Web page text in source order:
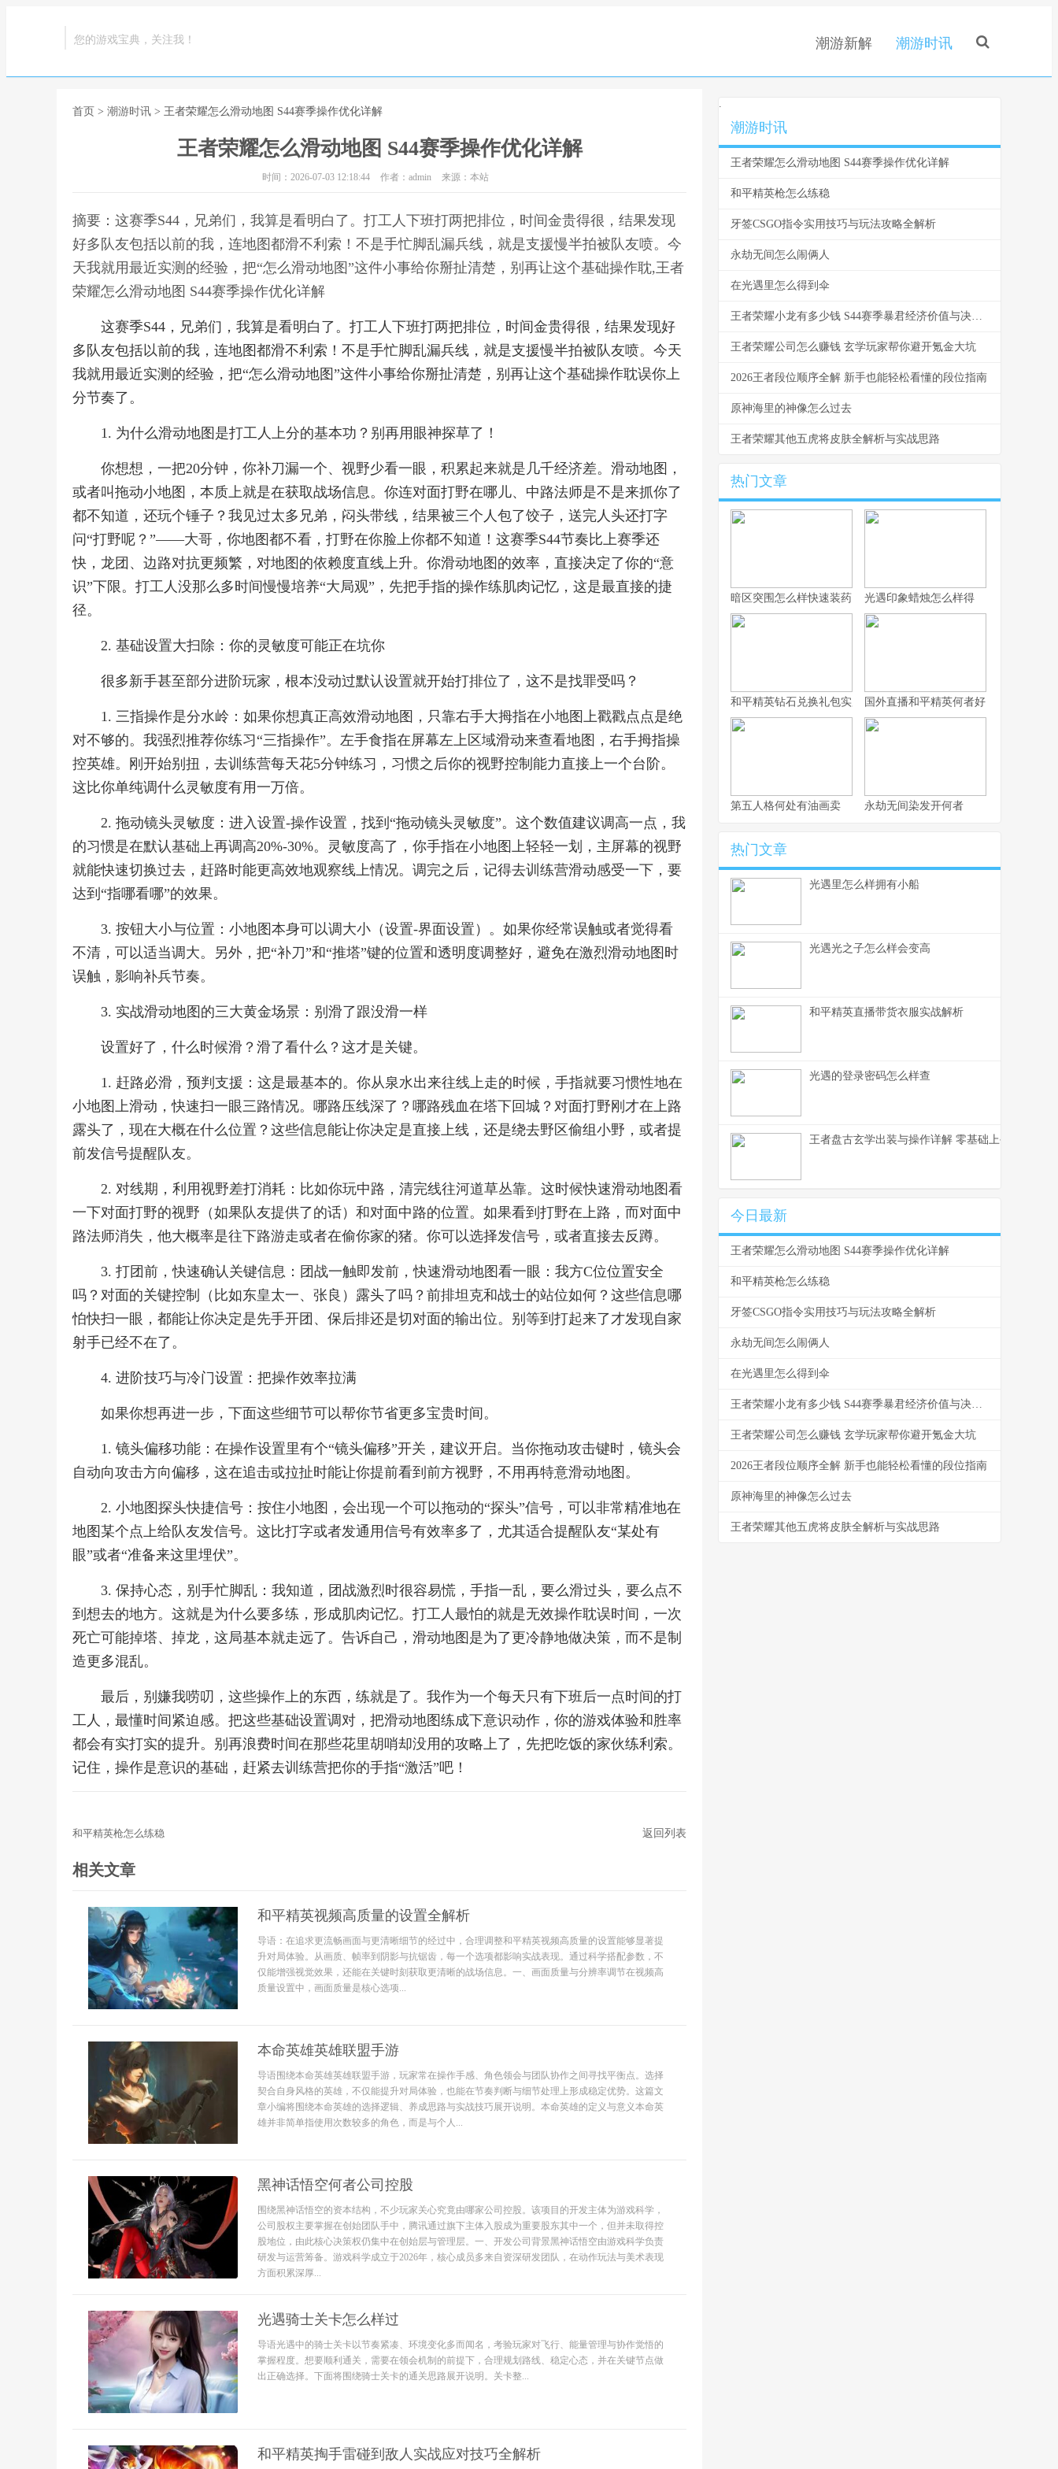
您的游戏宝典，关注我！ 潮游新解 潮游时讯
首页 > 潮游时讯 > 王者荣耀怎么滑动地图 S44赛季操作优化详解
王者荣耀怎么滑动地图 S44赛季操作优化详解
时间：2026-07-03 12:18:44 作者：admin 来源：本站
摘要：这赛季S44，兄弟们，我算是看明白了。打工人下班打两把排位，时间金贵得很，结果发现
好多队友包括以前的我，连地图都滑不利索！不是手忙脚乱漏兵线，就是支援慢半拍被队友喷。今
天我就用最近实测的经验，把“怎么滑动地图”这件小事给你掰扯清楚，别再让这个基础操作耽,王者
荣耀怎么滑动地图 S44赛季操作优化详解
这赛季S44，兄弟们，我算是看明白了。打工人下班打两把排位，时间金贵得很，结果发现好
多队友包括以前的我，连地图都滑不利索！不是手忙脚乱漏兵线，就是支援慢半拍被队友喷。今天
我就用最近实测的经验，把“怎么滑动地图”这件小事给你掰扯清楚，别再让这个基础操作耽误你上
分节奏了。
1. 为什么滑动地图是打工人上分的基本功？别再用眼神探草了！
你想想，一把20分钟，你补刀漏一个、视野少看一眼，积累起来就是几千经济差。滑动地图，
或者叫拖动小地图，本质上就是在获取战场信息。你连对面打野在哪儿、中路法师是不是来抓你了
都不知道，还玩个锤子？我见过太多兄弟，闷头带线，结果被三个人包了饺子，送完人头还打字
问“打野呢？”——大哥，你地图都不看，打野在你脸上你都不知道！这赛季S44节奏比上赛季还
快，龙团、边路对抗更频繁，对地图的依赖度直线上升。你滑动地图的效率，直接决定了你的“意
识”下限。打工人没那么多时间慢慢培养“大局观”，先把手指的操作练肌肉记忆，这是最直接的捷
径。
2. 基础设置大扫除：你的灵敏度可能正在坑你
很多新手甚至部分进阶玩家，根本没动过默认设置就开始打排位了，这不是找罪受吗？
1. 三指操作是分水岭：如果你想真正高效滑动地图，只靠右手大拇指在小地图上戳戳点点是绝
对不够的。我强烈推荐你练习“三指操作”。左手食指在屏幕左上区域滑动来查看地图，右手拇指操
控英雄。刚开始别扭，去训练营每天花5分钟练习，习惯之后你的视野控制能力直接上一个台阶。
这比你单纯调什么灵敏度有用一万倍。
2. 拖动镜头灵敏度：进入设置-操作设置，找到“拖动镜头灵敏度”。这个数值建议调高一点，我
的习惯是在默认基础上再调高20%-30%。灵敏度高了，你手指在小地图上轻轻一划，主屏幕的视野
就能快速切换过去，赶路时能更高效地观察线上情况。调完之后，记得去训练营滑动感受一下，要
达到“指哪看哪”的效果。
3. 按钮大小与位置：小地图本身可以调大小（设置-界面设置）。如果你经常误触或者觉得看
不清，可以适当调大。另外，把“补刀”和“推塔”键的位置和透明度调整好，避免在激烈滑动地图时
误触，影响补兵节奏。
3. 实战滑动地图的三大黄金场景：别滑了跟没滑一样
设置好了，什么时候滑？滑了看什么？这才是关键。
1. 赶路必滑，预判支援：这是最基本的。你从泉水出来往线上走的时候，手指就要习惯性地在
小地图上滑动，快速扫一眼三路情况。哪路压线深了？哪路残血在塔下回城？对面打野刚才在上路
露头了，现在大概在什么位置？这些信息能让你决定是直接上线，还是绕去野区偷组小野，或者提
前发信号提醒队友。
2. 对线期，利用视野差打消耗：比如你玩中路，清完线往河道草丛靠。这时候快速滑动地图看
一下对面打野的视野（如果队友提供了的话）和对面中路的位置。如果看到打野在上路，而对面中
路法师消失，他大概率是往下路游走或者在偷你家的猪。你可以选择发信号，或者直接去反蹲。
3. 打团前，快速确认关键信息：团战一触即发前，快速滑动地图看一眼：我方C位位置安全
吗？对面的关键控制（比如东皇太一、张良）露头了吗？前排坦克和战士的站位如何？这些信息哪
怕快扫一眼，都能让你决定是先手开团、保后排还是切对面的输出位。别等到打起来了才发现自家
射手已经不在了。
4. 进阶技巧与冷门设置：把操作效率拉满
如果你想再进一步，下面这些细节可以帮你节省更多宝贵时间。
1. 镜头偏移功能：在操作设置里有个“镜头偏移”开关，建议开启。当你拖动攻击键时，镜头会
自动向攻击方向偏移，这在追击或拉扯时能让你提前看到前方视野，不用再特意滑动地图。
2. 小地图探头快捷信号：按住小地图，会出现一个可以拖动的“探头”信号，可以非常精准地在
地图某个点上给队友发信号。这比打字或者发通用信号有效率多了，尤其适合提醒队友“某处有
眼”或者“准备来这里埋伏”。
3. 保持心态，别手忙脚乱：我知道，团战激烈时很容易慌，手指一乱，要么滑过头，要么点不
到想去的地方。这就是为什么要多练，形成肌肉记忆。打工人最怕的就是无效操作耽误时间，一次
死亡可能掉塔、掉龙，这局基本就走远了。告诉自己，滑动地图是为了更冷静地做决策，而不是制
造更多混乱。
最后，别嫌我唠叨，这些操作上的东西，练就是了。我作为一个每天只有下班后一点时间的打
工人，最懂时间紧迫感。把这些基础设置调对，把滑动地图练成下意识动作，你的游戏体验和胜率
都会有实打实的提升。别再浪费时间在那些花里胡哨却没用的攻略上了，先把吃饭的家伙练利索。
记住，操作是意识的基础，赶紧去训练营把你的手指“激活”吧！
和平精英枪怎么练稳 返回列表
相关文章
和平精英视频高质量的设置全解析
导语：在追求更流畅画面与更清晰细节的经过中，合理调整和平精英视频高质量的设置能够显著提
升对局体验。从画质、帧率到阴影与抗锯齿，每一个选项都影响实战表现。通过科学搭配参数，不
仅能增强视觉效果，还能在关键时刻获取更清晰的战场信息。一、画面质量与分辨率调节在视频高
质量设置中，画面质量是核心选项...
本命英雄英雄联盟手游
导语围绕本命英雄英雄联盟手游，玩家常在操作手感、角色领会与团队协作之间寻找平衡点。选择
契合自身风格的英雄，不仅能提升对局体验，也能在节奏判断与细节处理上形成稳定优势。这篇文
章小编将围绕本命英雄的选择逻辑、养成思路与实战技巧展开说明。本命英雄的定义与意义本命英
雄并非简单指使用次数较多的角色，而是与个人...
黑神话悟空何者公司控股
围绕黑神话悟空的资本结构，不少玩家关心究竟由哪家公司控股。该项目的开发主体为游戏科学，
公司股权主要掌握在创始团队手中，腾讯通过旗下主体入股成为重要股东其中一个，但并未取得控
股地位，由此核心决策权仍集中在创始层与管理层。一、开发公司背景黑神话悟空由游戏科学负责
研发与运营筹备。游戏科学成立于2026年，核心成员多来自资深研发团队，在动作玩法与美术表现
方面积累深厚...
光遇骑士关卡怎么样过
导语光遇中的骑士关卡以节奏紧凑、环境变化多而闻名，考验玩家对飞行、能量管理与协作觉悟的
掌握程度。想要顺利通关，需要在领会机制的前提下，合理规划路线、稳定心态，并在关键节点做
出正确选择。下面将围绕骑士关卡的通关思路展开说明。关卡整...
和平精英掏手雷碰到敌人实战应对技巧全解析
.
潮游时讯
王者荣耀怎么滑动地图 S44赛季操作优化详解
和平精英枪怎么练稳
牙签CSGO指令实用技巧与玩法攻略全解析
永劫无间怎么闹俩人
在光遇里怎么得到伞
王者荣耀小龙有多少钱 S44赛季暴君经济价值与决策指南
王者荣耀公司怎么赚钱 玄学玩家帮你避开氪金大坑
2026王者段位顺序全解 新手也能轻松看懂的段位指南
原神海里的神像怎么过去
王者荣耀其他五虎将皮肤全解析与实战思路
热门文章
暗区突围怎么样快速装药 光遇印象蜡烛怎么样得
和平精英钻石兑换礼包实用攻略详解国外直播和平精英何者好
第五人格何处有油画卖 永劫无间染发开何者
热门文章
光遇里怎么样拥有小船
光遇光之子怎么样会变高
和平精英直播带货衣服实战解析
光遇的登录密码怎么样查
王者盘古玄学出装与操作详解 零基础上手到乱杀的
今日最新
王者荣耀怎么滑动地图 S44赛季操作优化详解
和平精英枪怎么练稳
牙签CSGO指令实用技巧与玩法攻略全解析
永劫无间怎么闹俩人
在光遇里怎么得到伞
王者荣耀小龙有多少钱 S44赛季暴君经济价值与决策指南
王者荣耀公司怎么赚钱 玄学玩家帮你避开氪金大坑
2026王者段位顺序全解 新手也能轻松看懂的段位指南
原神海里的神像怎么过去
王者荣耀其他五虎将皮肤全解析与实战思路